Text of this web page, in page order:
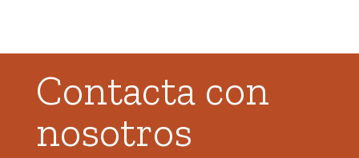
Contacta con
nosotros